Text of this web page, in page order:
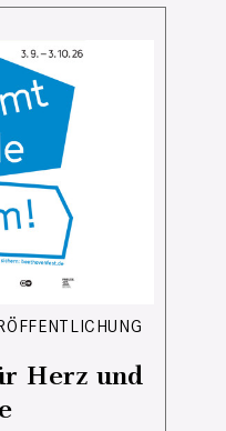
Herz und